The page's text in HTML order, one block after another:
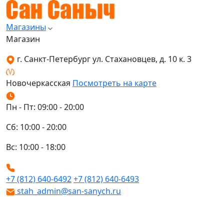
Магазины
Магазин
г. Санкт-Петербург ул. Стахановцев, д. 10 к. 3
Новочеркасская Посмотреть на карте
Пн - Пт: 09:00 - 20:00
Сб: 10:00 - 20:00
Вс: 10:00 - 18:00
+7 (812) 640-6492+7 (812) 640-6493
stah_admin@san-sanych.ru